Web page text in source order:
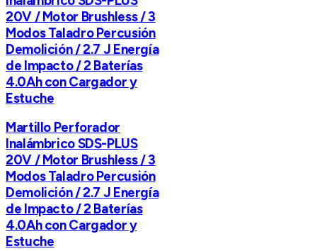
20V / Motor Brushless / 3
Modos Taladro Percusión
Demolición / 2.7 J Energía
de Impacto / 2 Baterías
4.0Ah con Cargador y
Estuche
Martillo Perforador
Inalámbrico SDS-PLUS
20V / Motor Brushless / 3
Modos Taladro Percusión
Demolición / 2.7 J Energía
de Impacto / 2 Baterías
4.0Ah con Cargador y
Estuche